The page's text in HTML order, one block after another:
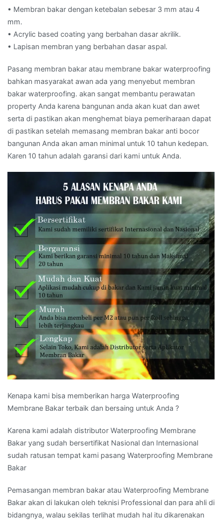
• Membran bakar dengan ketebalan sebesar 3 mm atau 4
mm.
• Acrylic based coating yang berbahan dasar akrilik.
• Lapisan membran yang berbahan dasar aspal.
Pasang membran bakar atau membrane bakar waterproofing
bahkan masyarakat awan ada yang menyebut membran
bakar waterproofing. akan sangat membantu perawatan
property Anda karena bangunan anda akan kuat dan awet
serta di pastikan akan menghemat biaya pemeriharaan dapat
di pastikan setelah memasang membran bakar anti bocor
bangunan Anda akan aman minimal untuk 10 tahun kedepan.
Karen 10 tahun adalah garansi dari kami untuk Anda.
Kenapa kami bisa memberikan harga Waterproofing
Membrane Bakar terbaik dan bersaing untuk Anda ?
Karena kami adalah distributor Waterproofing Membrane
Bakar yang sudah bersertifikat Nasional dan Internasional
sudah ratusan tempat kami pasang Waterproofing Membrane
Bakar
Pemasangan membran bakar atau Waterproofing Membrane
Bakar akan di lakukan oleh teknisi Professional dan para ahli di
bidangnya, walau sekilas terlihat mudah hal itu dikarenakan